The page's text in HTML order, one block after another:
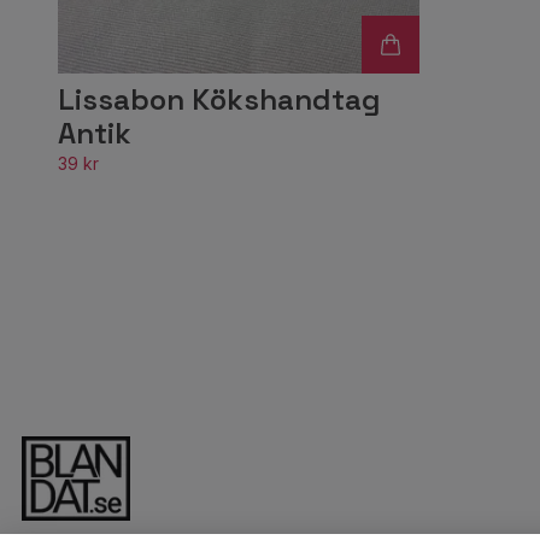
Lissabon Kökshandtag
Antik
39 kr